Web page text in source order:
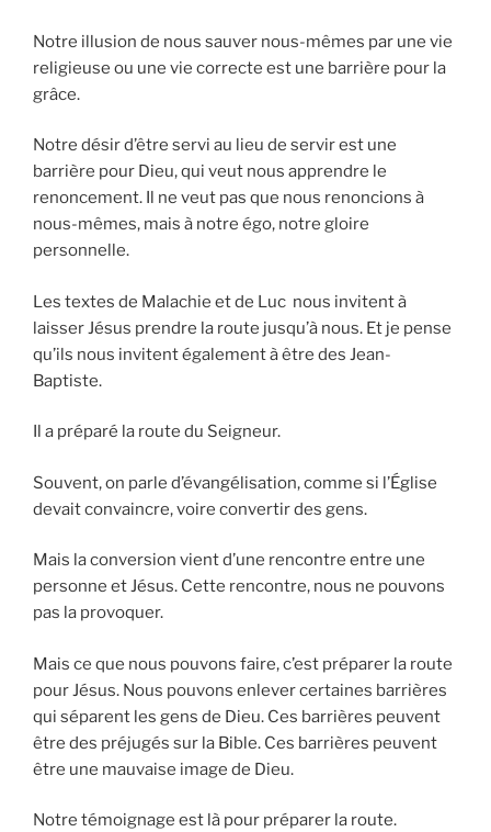
Notre illusion de nous sauver nous-mêmes par une vie
religieuse ou une vie correcte est une barrière pour la
grâce.
Notre désir d’être servi au lieu de servir est une
barrière pour Dieu, qui veut nous apprendre le
renoncement. Il ne veut pas que nous renoncions à
nous-mêmes, mais à notre égo, notre gloire
personnelle.
Les textes de Malachie et de Luc nous invitent à
laisser Jésus prendre la route jusqu’à nous. Et je pense
qu’ils nous invitent également à être des Jean-
Baptiste.
Il a préparé la route du Seigneur.
Souvent, on parle d’évangélisation, comme si l’Église
devait convaincre, voire convertir des gens.
Mais la conversion vient d’une rencontre entre une
personne et Jésus. Cette rencontre, nous ne pouvons
pas la provoquer.
Mais ce que nous pouvons faire, c’est préparer la route
pour Jésus. Nous pouvons enlever certaines barrières
qui séparent les gens de Dieu. Ces barrières peuvent
être des préjugés sur la Bible. Ces barrières peuvent
être une mauvaise image de Dieu.
Notre témoignage est là pour préparer la route.